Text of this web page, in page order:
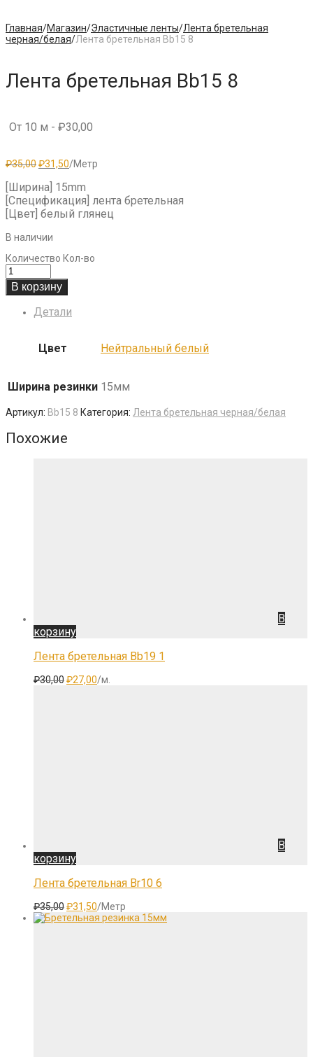
Главная/Магазин/Эластичные ленты/Лента бретельная
черная/белая/Лента бретельная Bb15 8
Лента бретельная Bb15 8
От 10 м - ₽30,00
₽35,00Первоначальная
составляла
₽35,00.
₽31,50Текущая
₽31,50.
/Метр
[Ширина] 15mm
[Спецификация] лента бретельная
[Цвет] белый глянец
В наличии
Количество Кол-во
В корзину
Детали
Цвет Нейтральный белый
Ширина резинки 15мм
Артикул: Bb15 8 Категория: Лента бретельная черная/белая
Похожие
В
корзину
Лента бретельная Bb19 1
₽30,00Первоначальная
₽27,00Текущая
/м.
В
корзину
Лента бретельная Br10 6
₽35,00Первоначальная
цена
₽31,50Текущая
цена:
/Метр